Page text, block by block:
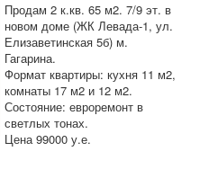
Продам 2 к.кв. 65 м2. 7/9 эт. в
новом доме (ЖК Левада-1, ул.
Елизаветинская 5б) м.
Гагарина.
Формат квартиры: кухня 11 м2,
комнаты 17 м2 и 12 м2.
Состояние: евроремонт в
светлых тонах.
Цена 99000 у.е.